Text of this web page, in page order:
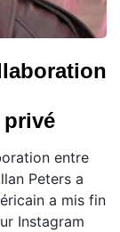
entre
Peters a
a mis fin
Instagram